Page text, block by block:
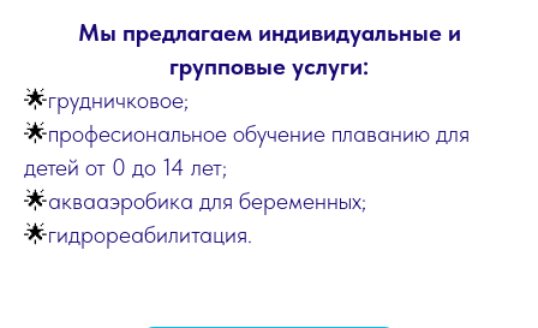
Мы предлагаем индивидуальные и
групповые услуги:
🌟грудничковое;
🌟професиональное обучение плаванию для
детей от 0 до 14 лет;
🌟аквааэробика для беременных;
🌟гидрореабилитация.